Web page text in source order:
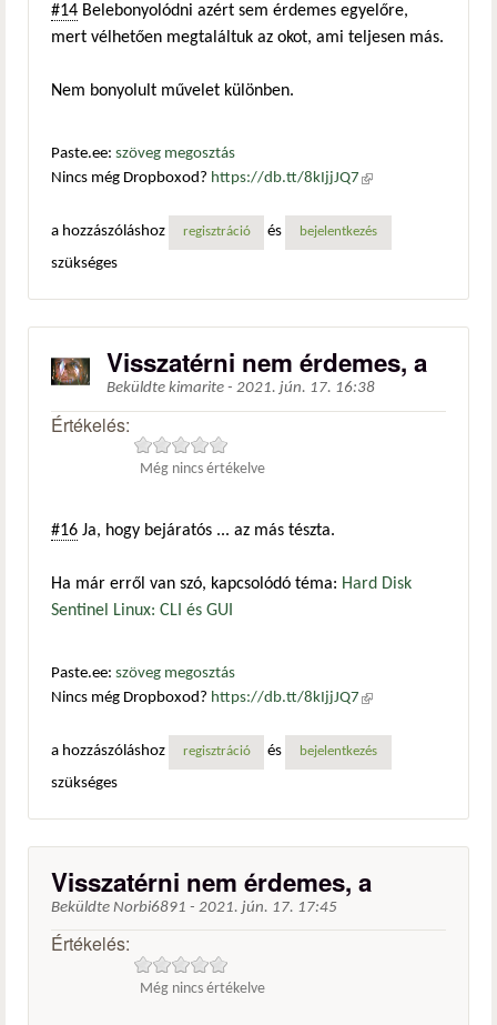
#14 Belebonyolódni azért sem érdemes egyelőre,
mert vélhetően megtaláltuk az okot, ami teljesen más.
Nem bonyolult művelet különben.
Paste.ee: szöveg megosztás
Nincs még Dropboxod? https://db.tt/8kIjjJQ7 (külső
a hozzászóláshoz
regisztráció és bejelentkezés
szükséges
Visszatérni nem érdemes, a
Beküldte kimarite - 2021. jún. 17. 16:38
Értékelés:
Még nincs értékelve
#16 Ja, hogy bejáratós ... az más tészta.
Ha már erről van szó, kapcsolódó téma: Hard Disk
Sentinel Linux: CLI és GUI
Paste.ee: szöveg megosztás
Nincs még Dropboxod? https://db.tt/8kIjjJQ7 (külső
a hozzászóláshoz
regisztráció és bejelentkezés
szükséges
Visszatérni nem érdemes, a
Beküldte Norbi6891 - 2021. jún. 17. 17:45
Értékelés:
Még nincs értékelve